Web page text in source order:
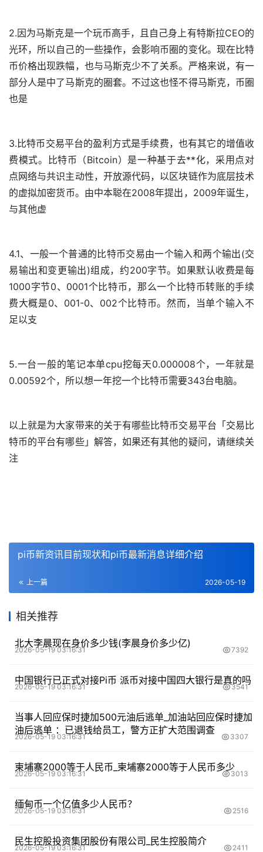
2.因为马斯克是一个玩币高手，且自己身上有特斯拉CEO的
光环，所以自己的一些操作，会影响币圈的变化。现在比特
币价格出现跌幅，也与马斯克少不了关系。严格来说，有一
部分人是中了马斯克的圈套。不过这也怪不得马斯克，币圈
也是
3.比特币交易平台的盈利方式是手续费，也有其它的增值收
费模式。比特币（Bitcoin）是一种基于去**化，采用点对
点网络与共识主动性，开放源代码，以区块链作为底层技术
的虚拟加密货币。由中本聪在2008年提出，2009年诞生，
与其他虚
4.1、一般一个普通的比特币交易由一个输入和两个输出(交
易输出和变更输出)组成，约200字节。如果默认收费是每
1000字节0、0001个比特币，那么一个比特币转账的手续
费大概是0、001-0、002个比特币。然而，当单个输入不
足以支
5.一台一般的笔记本单cpu挖每天0.000008个，一年就是
0.00592个，所以想一年挖一个比特币需要343台电脑。
以上就是为大家带来的关于有哪些比特币交易平台「交易比
特币的平台有哪些」解答，如果还有其他的疑问，请继续关
注
pi币新资讯目前现状和pi币最新消息详细介绍
上一篇 2026-05-19
相关推荐
北大李晨现在身价多少钱(李晨身价多少亿)
2026-05-19 03:16:31 7392
中国银行已正式对接Pi币 派币对接中国四大银行是真的吗
2026-05-19 03:16:31 3541
当事人回应保时捷加500元油后逃单_加油站回应保时捷加
油后逃单 ：已退钱给员工，警方正扩大范围调查
2026-05-19 03:16:31 3307
柬埔寨2000等于人民币_柬埔寨2000等于人民币多少
2026-05-19 03:16:31 3013
缅甸币一个亿值多少人民币？
2026-05-19 03:16:31 2516
民生控股投资集团股份有限公司_民生控股简介
2026-05-19 03:16:31 2411